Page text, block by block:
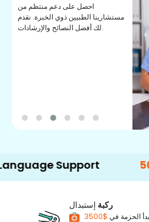
احصل على دعم منتظم من
مستشارينا الطبيين ذوي الخبرة. نقدم
لك أفضل النصائح والإرشادات.
Support 500+
ركبة إستبدال
الحزمة في